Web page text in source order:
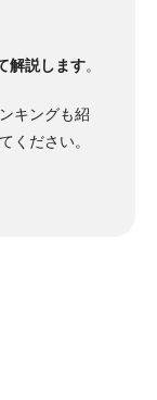
解説します。
キングも紹
ください。